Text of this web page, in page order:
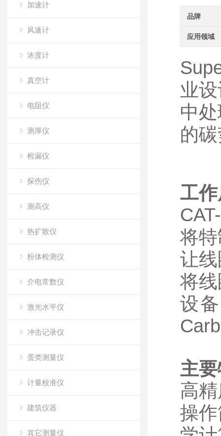
加速计
风速计
浓度计
真空计
电阻仪
测厚仪
检漏仪
探伤仪
测高仪
热扩散仪
粉体检测仪
介电常数仪
激光水平仪
冲击记录仪
蛋类测量仪
计量校准仪
建筑仪器
其它测量仪
品牌
应用领域
业
中
的
工
将
让
将
设
主
高
操